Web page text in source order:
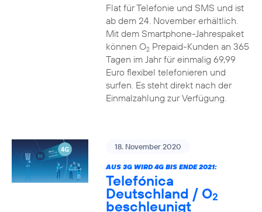
Flat für Telefonie und SMS und ist
ab dem 24. November erhältlich.
Mit dem Smartphone-Jahrespaket
können O2Prepaid-Kunden an 365
Tagen im Jahr für einmalig 69,99
Euro flexibel telefonieren und
surfen. Es steht direkt nach der
Einmalzahlung zur Verfügung.
18. November 2020
AUS 3G WIRD 4G BIS ENDE 2021:
Telefónica
Deutschland / O2
beschleunigt